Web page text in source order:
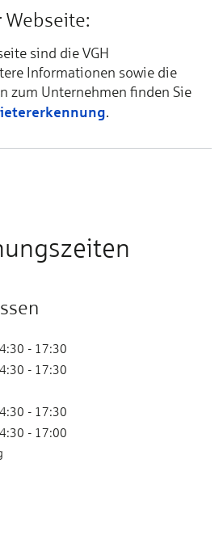
sind die VGH
Informationen sowie die
zum Unternehmen finden Sie
.
- 17:30
- 17:30
- 17:30
- 17:00